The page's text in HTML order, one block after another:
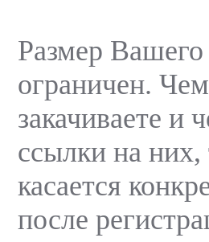
Размер Вашего
ограничен.
закачиваете и
ссылки на
касается
после